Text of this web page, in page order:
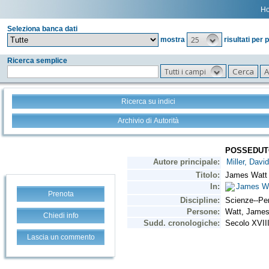
Seleziona banca dati
mostra
25 risultati per
Ricerca semplice
Tutti i campi
Ricerca su indici
Archivio di Autorità
Prenota
Chiedi info
Lascia un commento